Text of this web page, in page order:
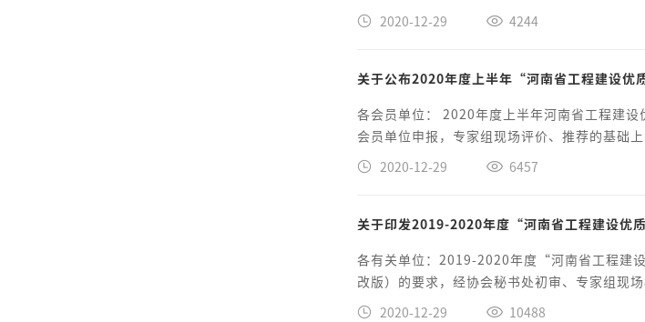
2020-12-29
4244
关于公布2020年度上半年“河南省工程建设优
各会员单位： 2020年度上半年河南省工程建
会员单位申报，专家组现场评价、推荐的基础
2020-12-29
6457
关于印发2019-2020年度“河南省工程建设优
各有关单位：2019-2020年度“河南省工程建
改版）的要求，经协会秘书处初审、专家组现
2020-12-29
10488